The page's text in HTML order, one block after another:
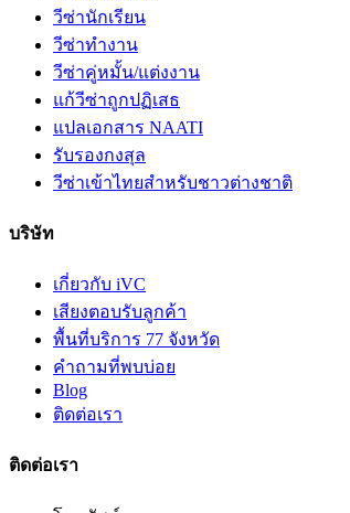
วีซ่านักเรียน
วีซ่าทำงาน
วีซ่าคู่หมั้น/แต่งงาน
แก้วีซ่าถูกปฏิเสธ
แปลเอกสาร NAATI
รับรองกงสุล
วีซ่าเข้าไทยสำหรับชาวต่างชาติ
บริษัท
เกี่ยวกับ iVC
เสียงตอบรับลูกค้า
พื้นที่บริการ 77 จังหวัด
คำถามที่พบบ่อย
Blog
ติดต่อเรา
ติดต่อเรา